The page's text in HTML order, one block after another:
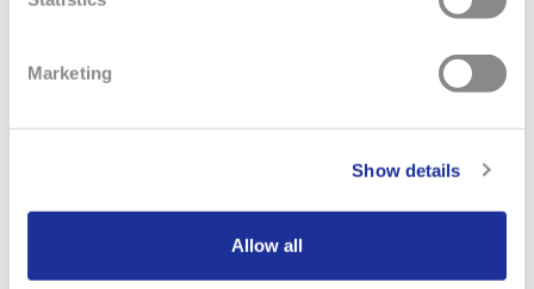
Marketing
Show details
Allow all
RADO DIASTAR ORIGINAL X TEJ
La Rado DiaStar Original x Tej Chauhan correspond
exactement à ce que l’on attend d’une deuxième